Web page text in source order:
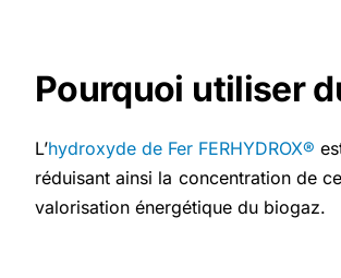
Pourquoi utiliser
L’hydroxyde de Fer FERHYDROX®
réduisant ainsi la concentration de
valorisation énergétique du biogaz.